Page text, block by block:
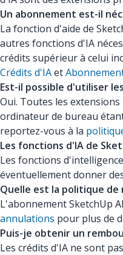
Un abonnement est-il
La fonction d'aide de
autres fonctions d'IA
crédits supérieur à celui
Crédits d'IAet
Est-il possible d'utiliser
Oui. Toutes les
ordinateur de bureau
reportez-vous à la
Les fonctions d'IA de
Les fonctions
éventuellement donner
Quelle est la politique de
L'abonnement SketchUp
annulations pour plus de
Puis-je obtenir un
Les crédits d'IA ne sont